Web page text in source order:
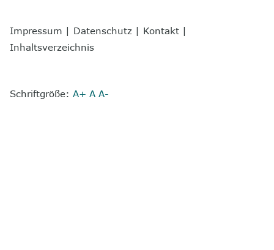
Impressum | Datenschutz | Kontakt |
Inhaltsverzeichnis
Schriftgröße: A+ A A-